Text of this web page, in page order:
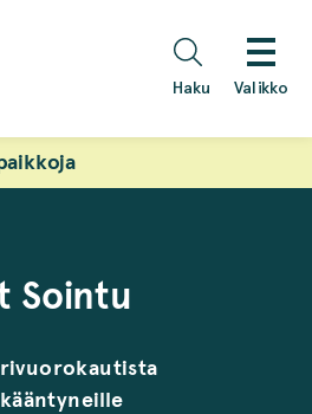
Haku Valikko
Sointu